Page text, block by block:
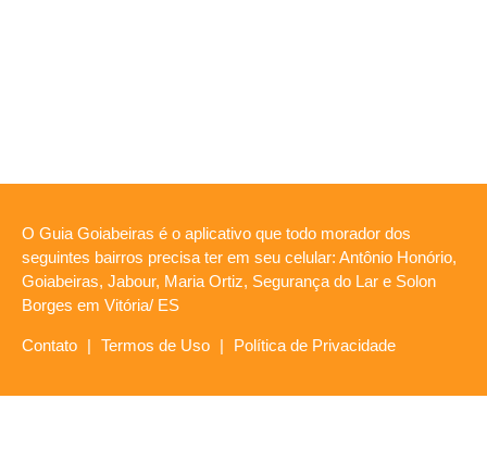
O Guia Goiabeiras é o aplicativo que todo morador dos
seguintes bairros precisa ter em seu celular: Antônio Honório,
Goiabeiras, Jabour, Maria Ortiz, Segurança do Lar e Solon
Borges em Vitória/ ES
Contato | Termos de Uso | Política de Privacidade